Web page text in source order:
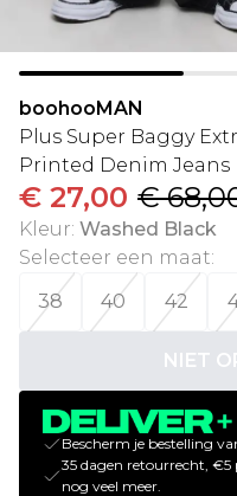
boohooMAN
Plus Super Baggy
Printed Denim Jeans
€ 27,00 €
Kleur: Washed Black
Selecteer een maat:
38
40 42
NIET
Bescherm je bestelling
35 dagen retourrecht, €5
nog veel meer.